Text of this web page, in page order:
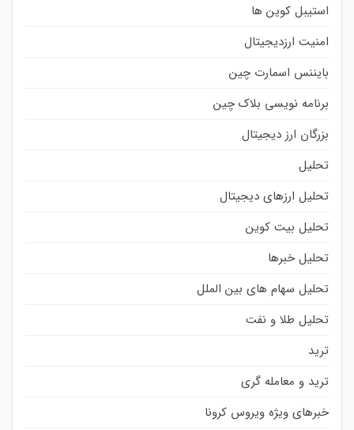
استیبل کوین ها
امنیت ارزدیجیتال
بایننس اسمارت چین
برنامه نویسی بلاک چین
بزرگان ارز دیجیتال
تحلیل
تحلیل ارزهای دیجیتال
تحلیل بیت کوین
تحلیل خبرها
تحلیل سهام های بین الملل
تحلیل طلا و نفت
ترید
ترید و معامله گری
خبرهای ویژه ویروس کرونا